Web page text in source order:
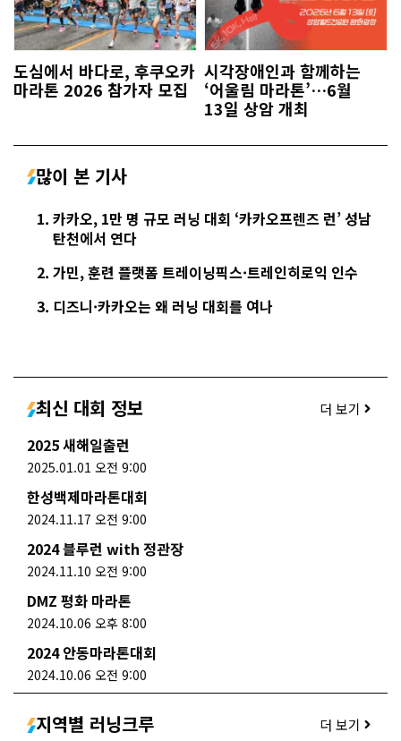
도심에서 바다로, 후쿠오카
마라톤 2026 참가자 모집
시각장애인과 함께하는
‘어울림 마라톤’…6월
13일 상암 개최
많이 본 기사
카카오, 1만 명 규모 러닝 대회 ‘카카오프렌즈 런’ 성남
탄천에서 연다
가민, 훈련 플랫폼 트레이닝픽스·트레인히로익 인수
디즈니·카카오는 왜 러닝 대회를 여나
최신 대회 정보 더 보기
2025 새해일출런
2025.01.01 오전 9:00
한성백제마라톤대회
2024.11.17 오전 9:00
2024 블루런 with 정관장
2024.11.10 오전 9:00
DMZ 평화 마라톤
2024.10.06 오후 8:00
2024 안동마라톤대회
2024.10.06 오전 9:00
지역별 러닝크루 더 보기